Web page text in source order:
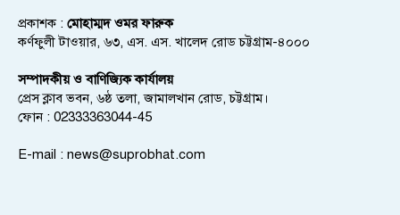
প্রকাশক : মোহাম্মদ ওমর ফারুক
কর্ণফুলী টাওয়ার, ৬৩, এস. এস. খালেদ রোড চট্টগ্রাম-৪০০০
সম্পাদকীয় ও বাণিজ্যিক কার্যালয়
প্রেস ক্লাব ভবন, ৬ষ্ঠ তলা, জামালখান রোড, চট্টগ্রাম।
ফোন : 02333363044-45
E-mail : news@suprobhat.com